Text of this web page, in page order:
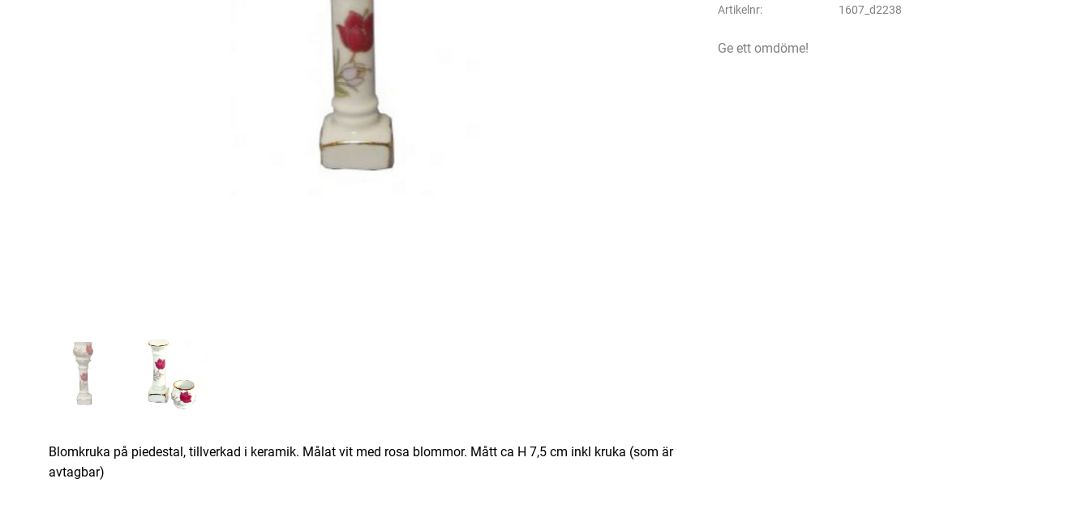
Artikelnr
1607_d2238
Ge ett omdöme!
Blomkruka på piedestal, tillverkad i keramik. Målat vit med rosa blommor. Mått ca H 7,5 cm inkl kruka (som är
avtagbar)